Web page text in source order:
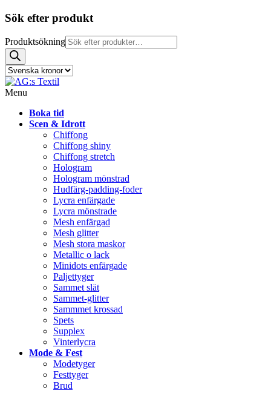
Sök efter produkt
Produktsökning
Menu
Boka tid
Scen & Idrott
Chiffong
Chiffong shiny
Chiffong stretch
Hologram
Hologram mönstrad
Hudfärg-padding-foder
Lycra enfärgade
Lycra mönstrade
Mesh enfärgad
Mesh glitter
Mesh stora maskor
Metallic o lack
Minidots enfärgade
Paljettyger
Sammet slät
Sammet-glitter
Sammmet krossad
Spets
Supplex
Vinterlycra
Mode & Fest
Modetyger
Festtyger
Brud